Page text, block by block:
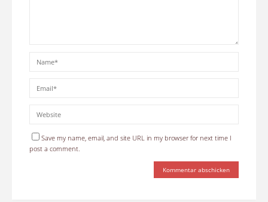
Save my name, email, and site URL in my browser for next time I
post a comment.